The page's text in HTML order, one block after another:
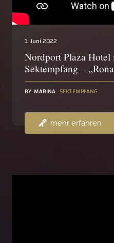
1. Juni 2022
Nordport Plaza
Sektempfang –
BY MARINA SEKTEMPFANG
mehr erfahren